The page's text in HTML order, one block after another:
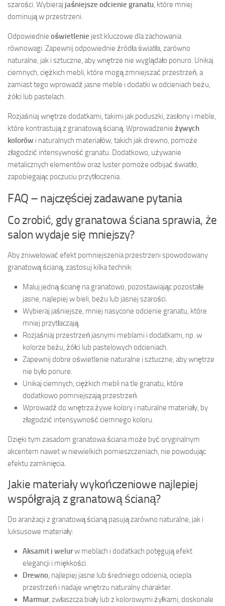
szarości. Wybieraj jaśniejsze odcienie granatu, które mniej
dominują w przestrzeni.
Odpowiednie oświetlenie jest kluczowe dla zachowania
równowagi. Zapewnij odpowiednie źródła światła, zarówno
naturalne, jak i sztuczne, aby wnętrze nie wyglądało ponuro. Unikaj
ciemnych, ciężkich mebli, które mogą zmniejszać przestrzeń, a
zamiast tego wprowadź jasne meble i dodatki w odcieniach beżu,
żółci lub pastelach.
Rozjaśniaj wnętrze dodatkami, takimi jak poduszki, zasłony i meble,
które kontrastują z granatową ścianą. Wprowadzenie żywych
kolorów i naturalnych materiałów, takich jak drewno, pomoże
złagodzić intensywność granatu. Dodatkowo, używanie
metalicznych elementów oraz luster pomoże odbijać światło,
zapobiegając poczuciu przytłoczenia.
FAQ – najczęściej zadawane pytania
Co zrobić, gdy granatowa ściana sprawia, że
salon wydaje się mniejszy?
Aby zniwelować efekt pomniejszenia przestrzeni spowodowany
granatową ścianą, zastosuj kilka technik:
Maluj jedną ścianę na granatowo, pozostawiając pozostałe
jasne, najlepiej w bieli, beżu lub jasnej szarości.
Wybieraj jaśniejsze, mniej nasycone odcienie granatu, które
mniej przytłaczają.
Rozjaśniaj przestrzeń jasnymi meblami i dodatkami, np. w
kolorze beżu, żółci lub pastelowych odcieniach.
Zapewnij dobre oświetlenie naturalne i sztuczne, aby wnętrze
nie było ponure.
Unikaj ciemnych, ciężkich mebli na tle granatu, które
dodatkowo pomniejszają przestrzeń.
Wprowadź do wnętrza żywe kolory i naturalne materiały, by
złagodzić intensywność ciemnego koloru.
Dzięki tym zasadom granatowa ściana może być oryginalnym
akcentem nawet w niewielkich pomieszczeniach, nie powodując
efektu zamknięcia.
Jakie materiały wykończeniowe najlepiej
współgrają z granatową ścianą?
Do aranżacji z granatową ścianą pasują zarówno naturalne, jak i
luksusowe materiały:
Aksamit i welurw meblach i dodatkach potęgują efekt
elegancji i miękkości.
Drewno, najlepiej jasne lub średniego odcienia, ociepla
przestrzeń i nadaje wnętrzu naturalny charakter.
Marmur, zwłaszcza biały lub z kolorowymi żyłkami, doskonale